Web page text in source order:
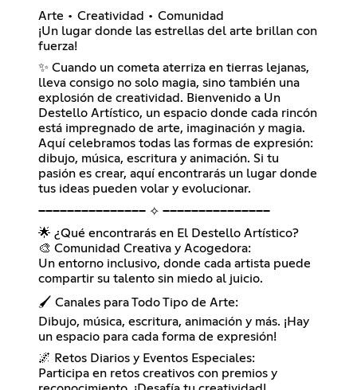
Arte • Creatividad • Comunidad
¡Un lugar donde las estrellas del arte brillan con
fuerza!
✨ Cuando un cometa aterriza en tierras lejanas,
lleva consigo no solo magia, sino también una
explosión de creatividad. Bienvenido a Un
Destello Artístico, un espacio donde cada rincón
está impregnado de arte, imaginación y magia.
Aquí celebramos todas las formas de expresión:
dibujo, música, escritura y animación. Si tu
pasión es crear, aquí encontrarás un lugar donde
tus ideas pueden volar y evolucionar.
━━━━━━━━━━━━━━━ ✧ ━━━━━━━━━━━━━━━
🌟 ¿Qué encontrarás en El Destello Artístico?
🎨 Comunidad Creativa y Acogedora:
Un entorno inclusivo, donde cada artista puede
compartir su talento sin miedo al juicio.
🖌️ Canales para Todo Tipo de Arte:
Dibujo, música, escritura, animación y más. ¡Hay
un espacio para cada forma de expresión!
🌌 Retos Diarios y Eventos Especiales:
Participa en retos creativos con premios y